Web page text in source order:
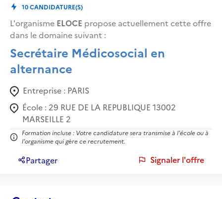
10CANDIDATURE(S)
L'organisme ELOCE propose actuellement cette offre
dans le domaine suivant :
Secrétaire Médicosocial en
alternance
Entreprise : PARIS
École : 29 RUE DE LA REPUBLIQUE 13002
MARSEILLE 2
Formation incluse : Votre candidature sera transmise à l'école ou à
l'organisme qui gère ce recrutement.
Partager Signaler l'offre